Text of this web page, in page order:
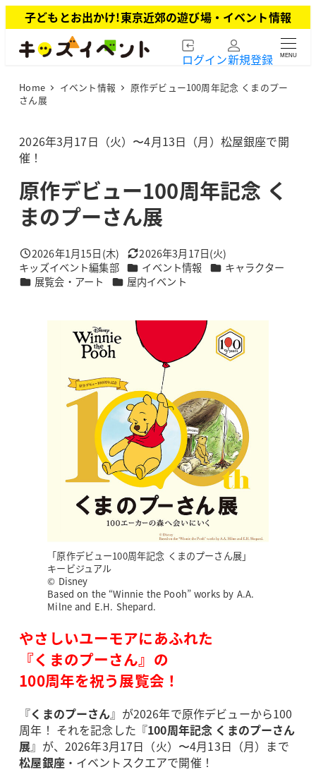
イ
子どもとお出かけ!東京近郊の遊び場・イベント情報
ログイン新規登録 MENU
Home イベント情報
原作デビュー100周年記念 くまのプー
さん展
2026年3月17日（火）〜4月13日（月）松屋銀座で開
催！
原作デビュー100周年記念 く
まのプーさん展
投稿日
2026年1月15日(木) 更新日
2026年3月17日(火)
著
者
キッズイベント編集部 カテゴリー
イベント情報 カテゴリー
キャラクター
カテゴリー
展覧会・アート カテゴリー
屋内イベント
「原作デビュー100周年記念 くまのプーさん展」
キービジュアル
© Disney
Based on the “Winnie the Pooh” works by A.A.
Milne and E.H. Shepard.
やさしいユーモアにあふれた
『くまのプーさん』の
100周年を祝う展覧会！
『くまのプーさん』が2026年で原作デビューから100
周年！ それを記念した『100周年記念 くまのプーさん
展』が、2026年3月17日（火）〜4月13日（月）まで
松屋銀座・イベントスクエアで開催！